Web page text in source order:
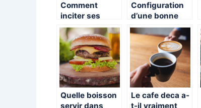
Comment
inciter ses
enfants à
apprécier les
légumes ?
Configuration
d’une bonne
cuisine
Quelle boisson
servir dans
Le cafe deca a-
t-il vraiment